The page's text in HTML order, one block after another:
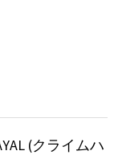
(クライムハ